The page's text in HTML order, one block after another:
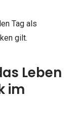
Tag als
gilt.
Leben
im